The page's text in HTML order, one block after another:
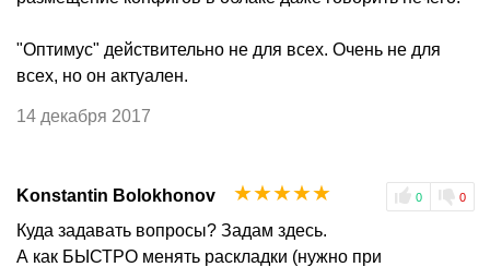
"Оптимус" действительно не для всех. Очень не для
всех, но он актуален.
14 декабря 2017
Konstantin Bolokhonov 0 0
☆
☆
☆
☆
☆
Куда задавать вопросы? Задам здесь.
А как БЫСТРО менять раскладки (нужно при